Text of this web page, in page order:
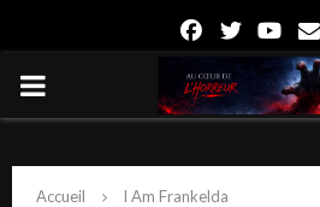
FacebookTwitter
PRIMARY
Accueil I Am Frankelda